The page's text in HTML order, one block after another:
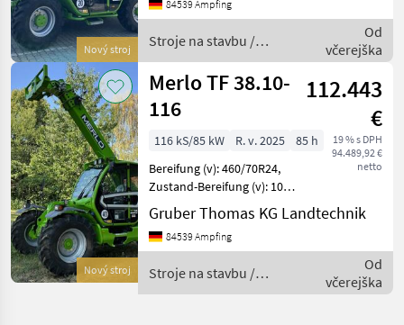
Nový stroj
Gesamtgewicht: 6400 kg,
Motortyp: Kohle
84539 Ampfing
Stroje na stavbu /
Merlo
Od
včerejška
Nový stroj
Merlo TF 38.10-
116
112.443
€
19 % s DPH
94.489,92 €
netto
116 kS/85 kW R. v. 2025
85 h
Bereifung (v): 460/70R24,
Zustand-Bereifung (v): 100
%, Tachostand: 85,
Geschwindigkeit: 40 km/h,
Leergewicht: 8300 kg,
Motortyp: KFZ
Gruber Thomas KG Landtechnik
84539 Ampfing
Stroje na stavbu /
Merlo
Od
včerejška